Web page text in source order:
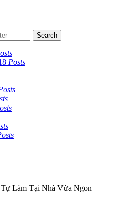
Search
Posts